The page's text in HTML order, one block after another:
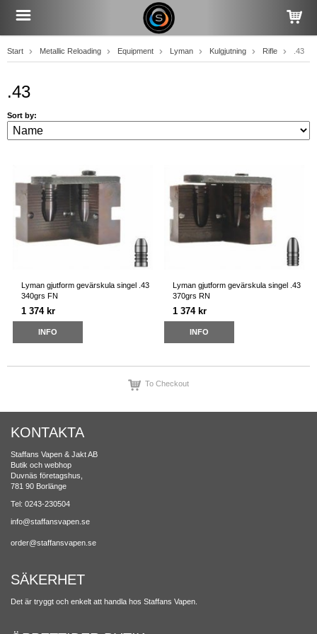
Start Metallic Reloading Equipment Lyman Kulgjutning Rifle .43
.43
Sort by:
Lyman gjutform gevärskula singel .43
340grs FN
1 374 kr
INFO
Lyman gjutform gevärskula singel .43
370grs RN
1 374 kr
INFO
To Checkout
KONTAKTA
Staffans Vapen & Jakt AB
Butik och webhop
Duvnäs företagshus,
781 90 Borlänge
Tel: 0243-230504
info@staffansvapen.se
order@staffansvapen.se
SÄKERHET
Det är tryggt och enkelt att handla hos Staffans Vapen.